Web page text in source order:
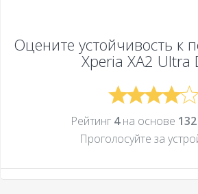
Оцените устойчивость к
Xperia XA2 Ultra
Рейтинг 4на основе 132
Проголосуйте за